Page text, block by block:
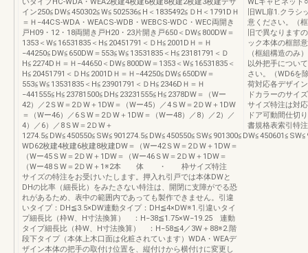
イン250≦DW≦450302≦W≦502536≦H＜1835492≦ＤH＜1791DＨ
＝Ｈ−44CS-WDA・WEACS-WDB・WEBCS-WDC・WEC両開き
戸H09・12・18両開き戸H20・23片開き戸650＜DW≦800DW＝
1353＜W≦16531835＜H≦20451791＜ＤH≦2001DＨ＝Ｈ
−44250≦DW≦650DW＝553≦W≦13531835＜H≦23181791＜Ｄ
H≦2274DＨ＝Ｈ−44650＜DW≦800DW＝1353＜W≦16531835＜
H≦20451791＜ＤH≦2001DＨ＝Ｈ−44250≦DW≦650DW＝
553≦W≦13531835＜H≦23901791＜ＤH≦2346DＨ＝Ｈ
−441555≦H≦23781500≦DH≦23231555≦H≦2378DW＝（Wー
42）／2ＳW＝2ＤW＋1DW＝（Wー45）／4ＳW＝2ＤW＋1DW
＝（Wー46）／6ＳW＝2ＤW＋1DW＝（Wー48）／8）／2）／
4）／6）／8ＳW＝2ＤW＋
WD62枚建4枚建6枚建8枚建DW＝（Wー42ＳW＝2ＤW＋1DW＝
（Wー45ＳW＝2ＤW＋1DW＝（Wー46ＳW＝2ＤW＋1DW＝
（Wー48ＳW＝2ＤW＋1※2本 体 ・ 枠サイズ特注
サイズの特注をお受けいたします。押入れ引戸では本体DWと
DHの比率（細長比）をみたさない特注は、開閉に支障がでる恐
れがあるため、表中の範囲内であっても製作できません。引違
いタイプ：DH≦3.5×DW連動タイプ：DH≦4×DW※1.引違いタイ
プ細長比（枠W、H寸法換算） ：H−38≦1.75×W−19.25 連動
タイプ細長比（枠W、H寸法換算） ：H−58≦4／3W＋88※2.階
段下タイプ（本体上木口面は化粧されています）WDA・WEAデ
ザイン本体の把手の取付け位置を、縦付けから横付けに変更し
旧WL扉1.クラシ
意ください。（
旧で異なります
ック本体の框部
（框組構造の
以外把手につい
さい。（WD6を
荷対応各デザイ
ドカラーのサイ
サイズ特注は対
ドア可動間仕切
書規格表索引特